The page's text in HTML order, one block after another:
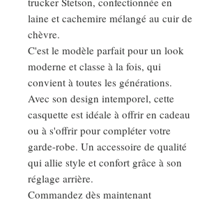
laine et cachemire mélangé au cuir de
chèvre.
C'est le modèle parfait pour un look
moderne et classe à la fois, qui
convient à toutes les générations.
Avec son design intemporel, cette
casquette est idéale à offrir en cadeau
ou à s'offrir pour compléter votre
garde-robe. Un accessoire de qualité
qui allie style et confort grâce à son
réglage arrière.
Commandez dès maintenant